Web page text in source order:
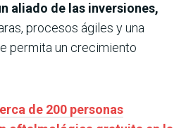
aliado de las inversiones,
procesos ágiles y una
permita un crecimiento
de 200 personas